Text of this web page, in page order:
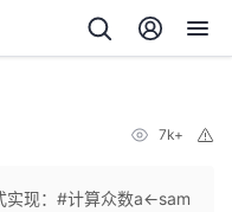
7k+
实现：#计算众数a<-sam